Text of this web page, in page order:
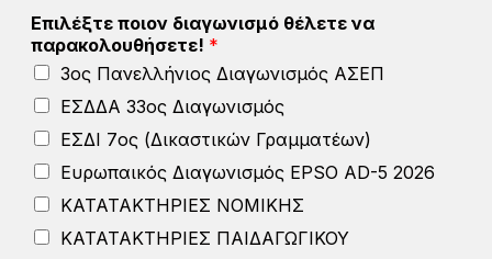
Χ
ρ
ή
σ
η
π
ο
ο
ν
Επιλέξτε ποιον διαγωνισμό θέλετε να
παρακολουθήσετε! *
3ος Πανελλήνιος Διαγωνισμός ΑΣΕΠ
ΕΣΔΔΑ 33ος Διαγωνισμός
ΕΣΔΙ 7ος (Δικαστικών Γραμματέων)
Ευρωπαικός Διαγωνισμός EPSO AD-5 2026
ΚΑΤΑΤΑΚΤΗΡΙΕΣ ΝΟΜΙΚΗΣ
ΚΑΤΑΤΑΚΤΗΡΙΕΣ ΠΑΙΔΑΓΩΓΙΚΟΥ